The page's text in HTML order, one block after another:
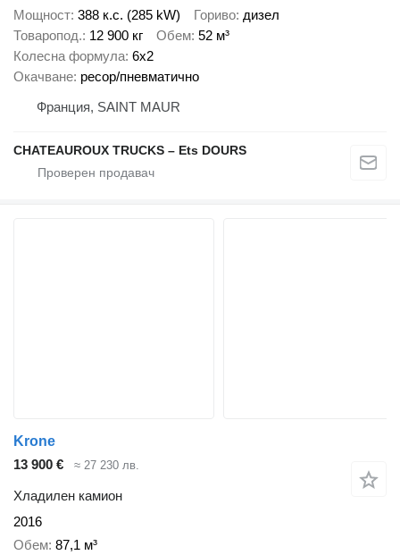
Мощност 388 к.с. (285 kW) Гориво дизел
Товаропод. 12 900 кг Обем 52 м³
Колесна формула 6x2
Окачване ресор/пневматично
Франция, SAINT MAUR
CHATEAUROUX TRUCKS – Ets DOURS
Krone
13 900 €
≈ 27 230 лв.
Хладилен камион
2016
Обем 87,1 м³